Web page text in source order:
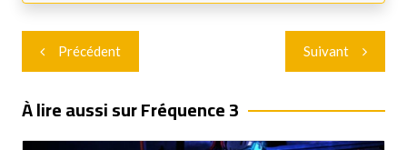
Navigation
de
l’article
Précédent Suivant
À lire aussi sur Fréquence 3